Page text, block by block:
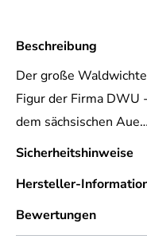
Beschreibung
Der große
Figur der Firma
dem sächsischen Aue…
Sicherheitshinweise
Hersteller-
Bewertungen